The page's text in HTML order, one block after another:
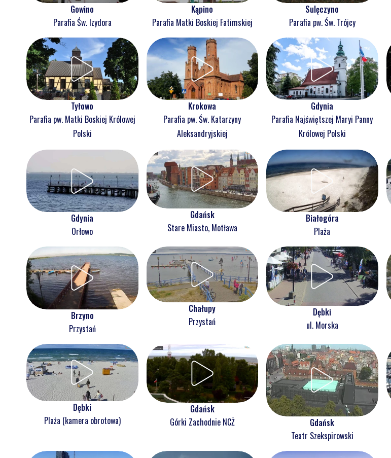
Gowino
Parafia Św. Izydora
Kąpino
Parafia Matki Boskiej Fatimskiej
Sulęczyno
Parafia pw. Św. Trójcy
Tyłowo
Parafia pw. Matki Boskiej Królowej
Polski
Krokowa
Parafia pw. Św. Katarzyny
Aleksandryjskiej
Gdynia
Parafia Najświętszej Maryi Panny
Królowej Polski
Gdynia
Orłowo
Gdańsk
Stare Miasto, Motława
Białogóra
Plaża
Brzyno
Przystań
Chałupy
Przystań
Dębki
ul. Morska
Dębki
Plaża (kamera obrotowa)
Gdańsk
Górki Zachodnie NCŻ
Gdańsk
Teatr Szekspirowski